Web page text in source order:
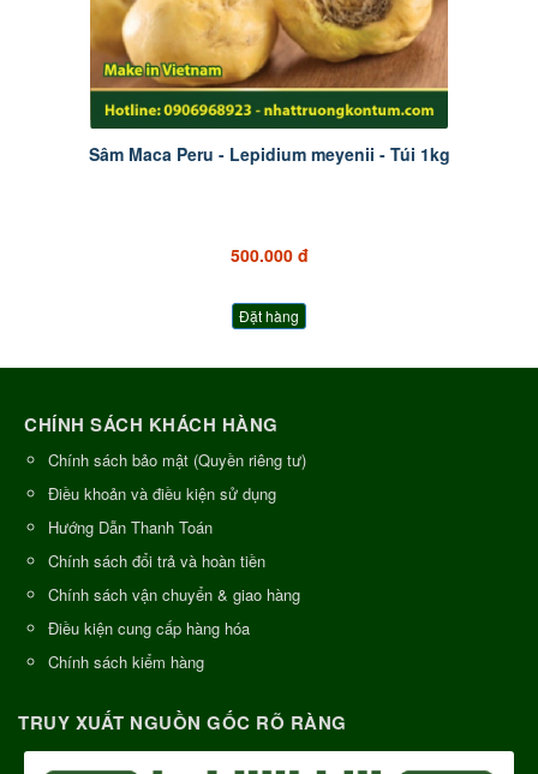
Sâm Maca Peru - Lepidium meyenii - Túi 1kg
500.000 đ
Đặt hàng
CHÍNH SÁCH KHÁCH HÀNG
Chính sách bảo mật (Quyền riêng tư)
Điều khoản và điều kiện sử dụng
Hướng Dẫn Thanh Toán
Chính sách đổi trả và hoàn tiền
Chính sách vận chuyển & giao hàng
Điều kiện cung cấp hàng hóa
Chính sách kiểm hàng
TRUY XUẤT NGUỒN GỐC RÕ RÀNG